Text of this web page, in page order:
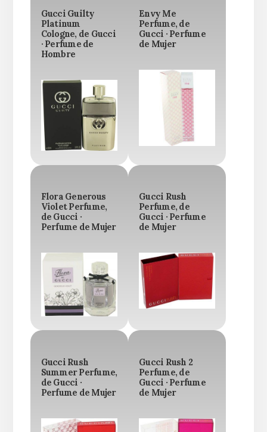
Gucci Guilty
Platinum
Cologne, de Gucci
· Perfume de
Hombre
Envy Me
Perfume, de
Gucci · Perfume
de Mujer
Flora Generous
Violet Perfume,
de Gucci ·
Perfume de Mujer
Gucci Rush
Perfume, de
Gucci · Perfume
de Mujer
Gucci Rush
Summer Perfume,
de Gucci ·
Perfume de Mujer
Gucci Rush 2
Perfume, de
Gucci · Perfume
de Mujer